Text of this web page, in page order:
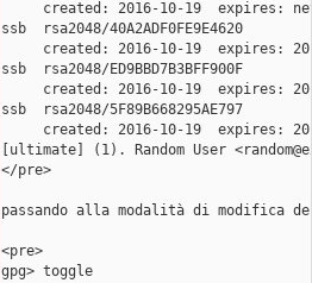
ssb  rsa2048/40A2ADF0FE9E4620
ssb  rsa2048/ED9BBD7B3BFF900F
ssb  rsa2048/5F89B668295AE797
[ultimate] (1). Random User
</pre>
passando alla modalità di modifica
<pre>
gpg> toggle